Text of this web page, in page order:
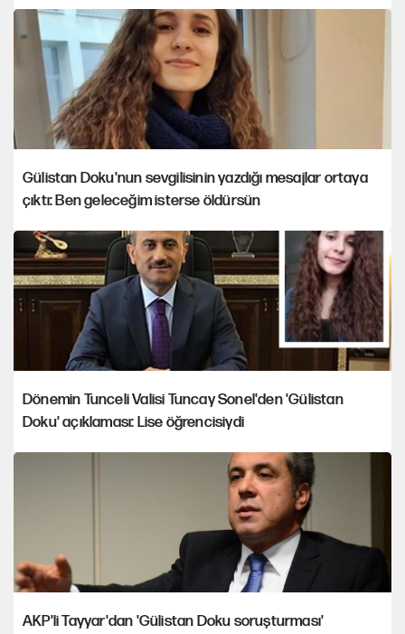
Gülistan Doku'nun sevgilisinin yazdığı mesajlar ortaya
çıktı: Ben geleceğim isterse öldürsün
Dönemin Tunceli Valisi Tuncay Sonel'den 'Gülistan
Doku' açıklaması: Lise öğrencisiydi
AKP'li Tayyar'dan 'Gülistan Doku soruşturması'